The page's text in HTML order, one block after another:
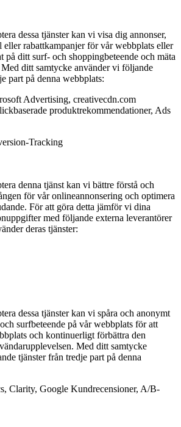
dessa tjänster kan vi visa dig annonser,
eller rabattkampanjer för vår webbplats eller
på ditt surf- och shoppingbeteende och mäta
ditt samtycke använder vi följande
part på denna webbplats:
Advertising, creativecdn.com
produktrekommendationer, Ads
Tracking
denna tjänst kan vi bättre förstå och
för vår onlineannonsering och optimera
För att göra detta jämför vi dina
med följande externa leverantörer
deras tjänster:
dessa tjänster kan vi spåra och anonymt
surfbeteende på vår webbplats för att
och kontinuerligt förbättra den
Med ditt samtycke
tjänster från tredje part på denna
Clarity, Google Kundrecensioner, A/B-